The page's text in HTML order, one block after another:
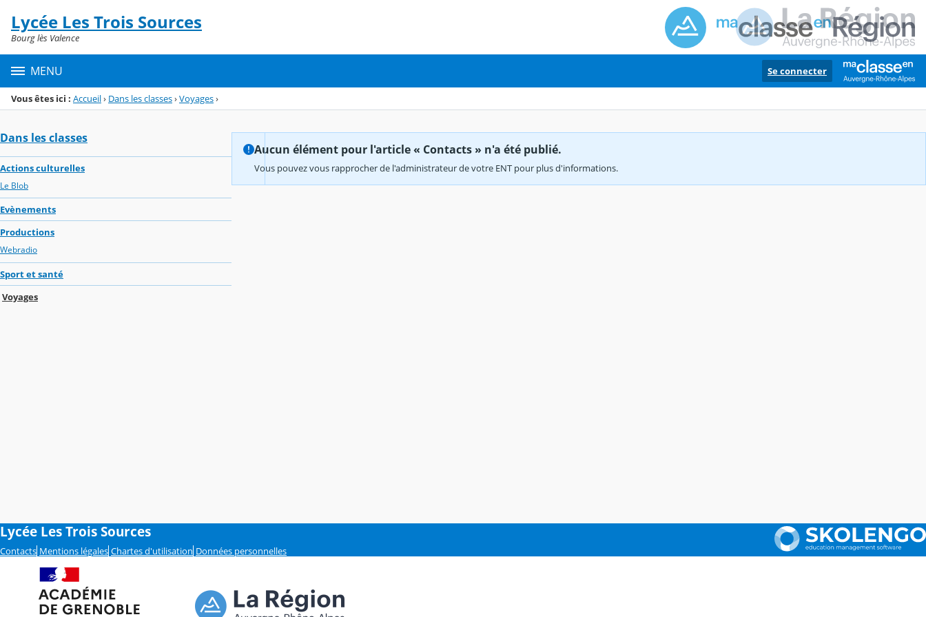
Menu de la rubrique
Contenu
Lycée Les Trois Sources
Bourg lès Valence
MENU Se connecter
Vous êtes ici : Accueil› Dans les classes›Voyages›
Dans les classes
Actions culturelles
Le Blob
Evènements
Productions
Webradio
Sport et santé
Voyages
Aucun élément pour l'article « Contacts » n'a été publié.
Vous pouvez vous rapprocher de l'administrateur de votre ENT pour plus d'informations.
Lycée Les Trois Sources
Contacts Mentions légales Chartes d'utilisation Données personnelles